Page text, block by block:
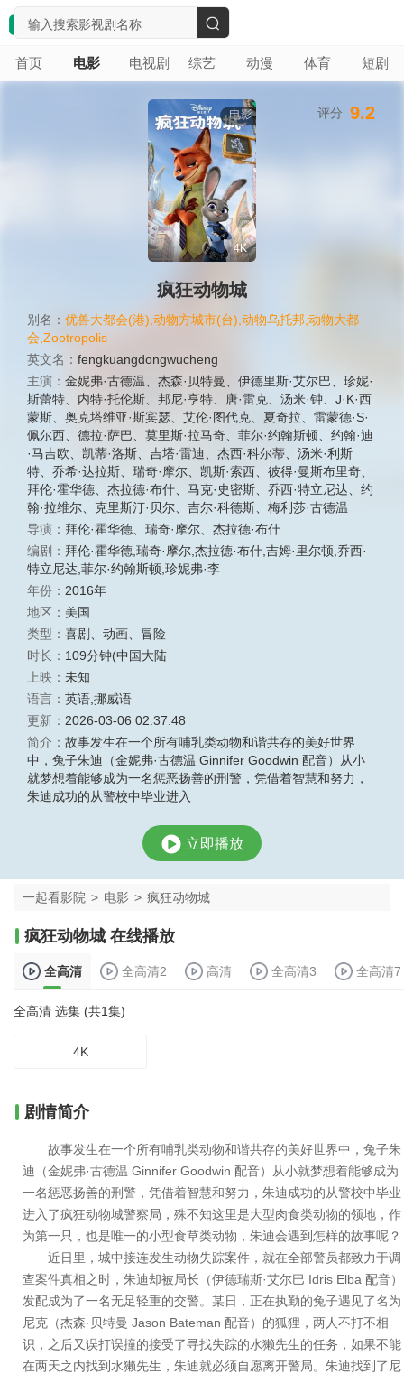
首页 电影 电视剧 综艺 动漫 体育 短剧
搜
索
电影
4K
疯狂动物城
别名： 优兽大都会(港),动物方城市(台),动物乌托邦,动物大都
会,Zootropolis
英文名： fengkuangdongwucheng
主演： 金妮弗·古德温 杰森·贝特曼 伊德里斯·艾尔巴
珍妮·
斯蕾特
内特·托伦斯 邦尼·亨特 唐·雷克 汤米·钟
J·K·西
蒙斯
奥克塔维亚·斯宾瑟 艾伦·图代克 夏奇拉
雷蒙德·S·
佩尔西
德拉·萨巴 莫里斯·拉马奇 菲尔·约翰斯顿
约翰·迪
·马吉欧
凯蒂·洛斯 吉塔·雷迪 杰西·科尔蒂
汤米·利斯
特
乔希·达拉斯 瑞奇·摩尔 凯斯·索西 彼得·曼斯布里奇
拜伦·霍华德
杰拉德·布什 马克·史密斯 乔西·特立尼达
约
翰·拉维尔
克里斯汀·贝尔 吉尔·科德斯
梅利莎·古德温
导演： 拜伦·霍华德 瑞奇·摩尔
杰拉德·布什
编剧： 拜伦·霍华德,瑞奇·摩尔,杰拉德·布什,吉姆·里尔顿,乔西·
特立尼达,菲尔·约翰斯顿,珍妮弗·李
年份： 2016年
地区： 美国
类型： 喜剧 动画
冒险
时长： 109分钟(中国大陆
上映： 未知
语言： 英语,挪威语
更新： 2026-03-06 02:37:48
简介： 故事发生在一个所有哺乳类动物和谐共存的美好世界
中，兔子朱迪（金妮弗·古德温 Ginnifer Goodwin 配音）从小
就梦想着能够成为一名惩恶扬善的刑警，凭借着智慧和努力，
朱迪成功的从警校中毕业进入
评分 9.2
立即播放
一起看影院 > 电影 > 疯狂动物城
疯狂动物城 在线播放
全高清 全高清2 高清 全高清3 全高清7
全高清 选集 (共1集)
4K
剧情简介
故事发生在一个所有哺乳类动物和谐共存的美好世界中，兔子朱
迪（金妮弗·古德温 Ginnifer Goodwin 配音）从小就梦想着能够成为
一名惩恶扬善的刑警，凭借着智慧和努力，朱迪成功的从警校中毕业
进入了疯狂动物城警察局，殊不知这里是大型肉食类动物的领地，作
为第一只，也是唯一的小型食草类动物，朱迪会遇到怎样的故事呢？
近日里，城中接连发生动物失踪案件，就在全部警员都致力于调
查案件真相之时，朱迪却被局长（伊德瑞斯·艾尔巴 Idris Elba 配音）
发配成为了一名无足轻重的交警。某日，正在执勤的兔子遇见了名为
尼克（杰森·贝特曼 Jason Bateman 配音）的狐狸，两人不打不相
识，之后又误打误撞的接受了寻找失踪的水獭先生的任务，如果不能
在两天之内找到水獭先生，朱迪就必须自愿离开警局。朱迪找到了尼